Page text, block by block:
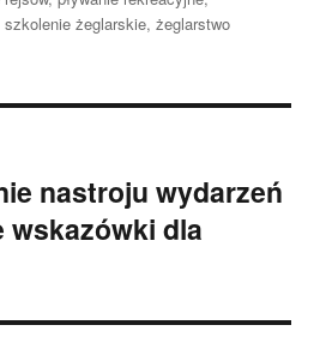
szkolenie żeglarskie,żeglarstwo
nastroju wydarzeń
wskazówki dla